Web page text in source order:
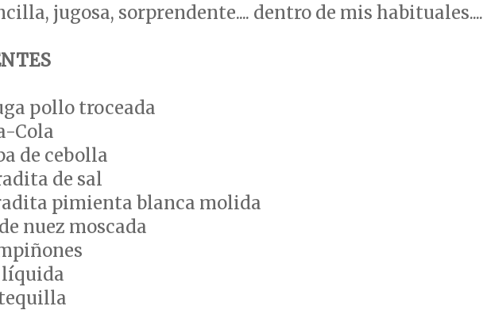
jugosa, sorprendente.... dentro de mis habituales....
pollo troceada
Cola
de cebolla
de sal
pimienta blanca molida
nuez moscada
líquida